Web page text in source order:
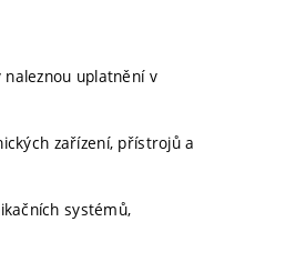
uplatnění v
zařízení, přístrojů a
systémů,